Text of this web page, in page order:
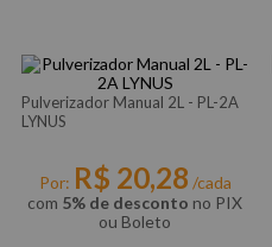
Pulverizador Manual 2L - PL-2A
LYNUS
Por: R$ 20,28 /cada
com 5% de desconto no PIX
ou Boleto